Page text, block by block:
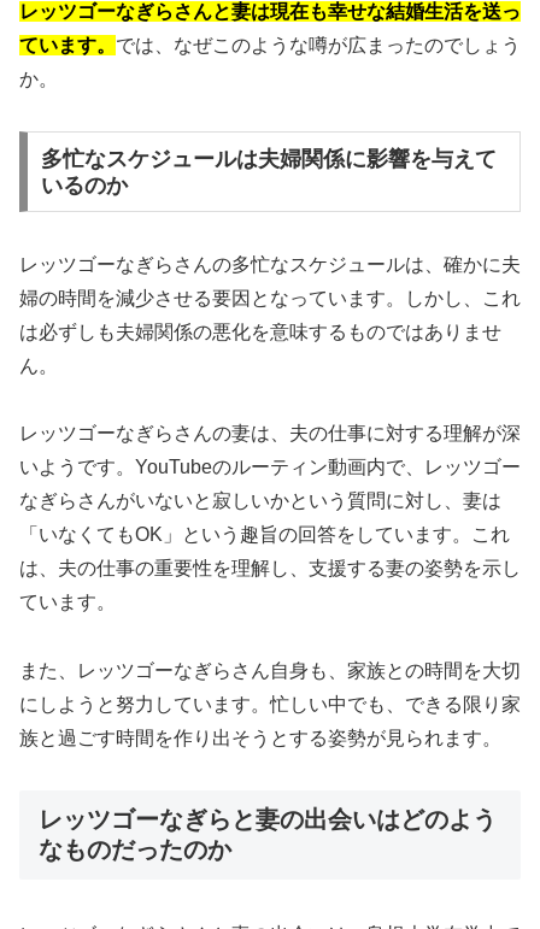
レッツゴーなぎらさんと妻は現在も幸せな結婚生活を送っ
ています。 では、なぜこのような噂が広まったのでしょう
か。
多忙なスケジュールは夫婦関係に影響を与えて
いるのか
レッツゴーなぎらさんの多忙なスケジュールは、確かに夫
婦の時間を減少させる要因となっています。しかし、これ
は必ずしも夫婦関係の悪化を意味するものではありませ
ん。
レッツゴーなぎらさんの妻は、夫の仕事に対する理解が深
いようです。YouTubeのルーティン動画内で、レッツゴー
なぎらさんがいないと寂しいかという質問に対し、妻は
「いなくてもOK」という趣旨の回答をしています。これ
は、夫の仕事の重要性を理解し、支援する妻の姿勢を示し
ています。
また、レッツゴーなぎらさん自身も、家族との時間を大切
にしようと努力しています。忙しい中でも、できる限り家
族と過ごす時間を作り出そうとする姿勢が見られます。
レッツゴーなぎらと妻の出会いはどのよう
なものだったのか